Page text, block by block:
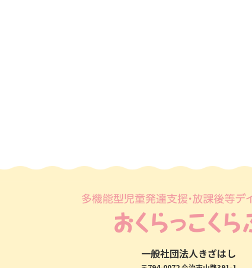
一般社団法人きざはし